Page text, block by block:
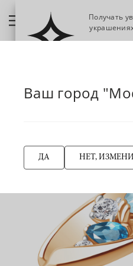
6953582А Кольцо из Серебра с
фианитами
Ваш город
ДА НЕТ,
Получать